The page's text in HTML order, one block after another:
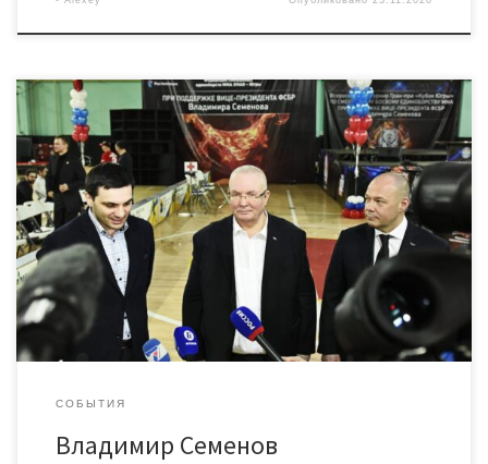
21-22 ноября в Омске состоится Межрегиональный турнир по
смешанным боевым единоборствам «Кубок Ермака-2020»,
в котором примут участие бойцы из регионов Урала, Сибири
и Дальнего Востока старше 18-ти лет. Соревнования пройдут
в 10-ти весовых категориях у мужчин, и в 6-ти весовых
категориях у женщин. Югру на турнире представят бойцы
из Нефтеюганска Нариман Солтанов, Элик Пашаев и Фахрудин
Шихкеримов. На соревнования […]
СОБЫТИЯ
Владимир Семенов